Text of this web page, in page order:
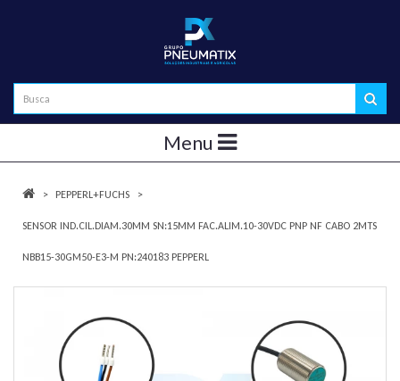
Menu
PEPPERL+FUCHS
SENSOR IND.CIL.DIAM.30MM SN:15MM FAC.ALIM.10-30VDC PNP NF CABO 2MTS
NBB15-30GM50-E3-M PN:240183 PEPPERL